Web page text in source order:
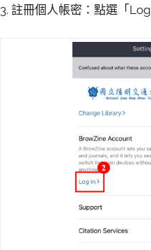
3. 註冊個人帳密：點選「